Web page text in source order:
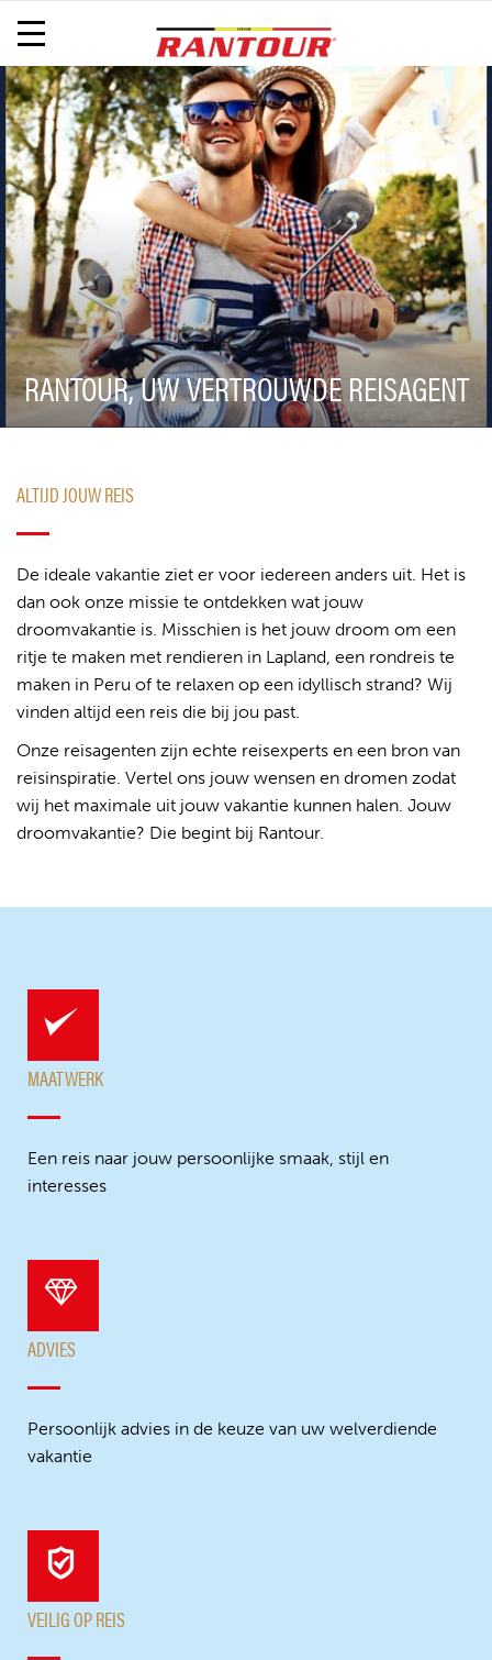
RANTOUR, UW VERTROUWDE REISAGENT
ALTIJD JOUW REIS
De ideale vakantie ziet er voor iedereen anders uit. Het is
dan ook onze missie te ontdekken wat jouw
droomvakantie is. Misschien is het jouw droom om een
ritje te maken met rendieren in Lapland, een rondreis te
maken in Peru of te relaxen op een idyllisch strand? Wij
vinden altijd een reis die bij jou past.
Onze reisagenten zijn echte reisexperts en een bron van
reisinspiratie. Vertel ons jouw wensen en dromen zodat
wij het maximale uit jouw vakantie kunnen halen. Jouw
droomvakantie? Die begint bij Rantour.
MAATWERK
Een reis naar jouw persoonlijke smaak, stijl en
interesses
ADVIES
Persoonlijk advies in de keuze van uw welverdiende
vakantie
VEILIG OP REIS